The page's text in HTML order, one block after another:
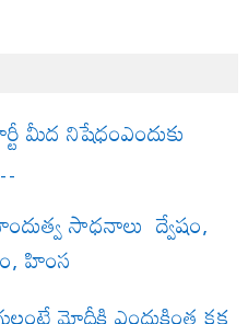
మీద నిషేధంఎందుకు
సాధనాలు ద్వేషం,
హింస